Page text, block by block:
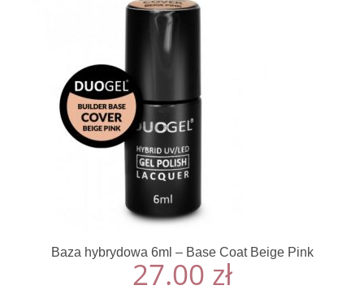
Baza hybrydowa 6ml – Base Coat Beige Pink
27.00 zł